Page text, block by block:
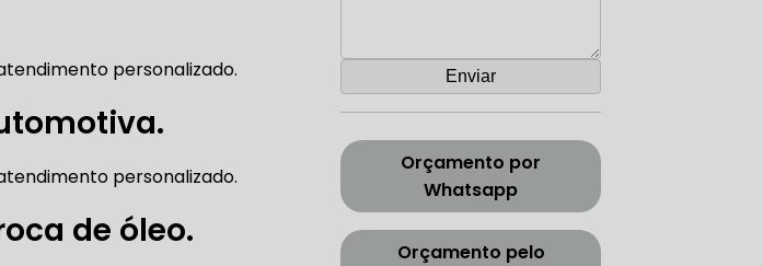
CORREIA DENTADA DISCOVERY
CORREIA DENTADA TENSOR
personalizado.
personalizado.
de óleo.
Orçamento por
Whatsapp
Orçamento pelo